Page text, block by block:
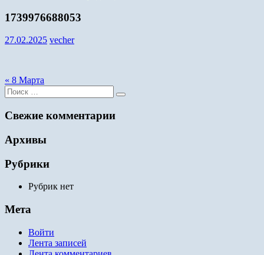
1739976688053
27.02.2025 vecher
Навигация
по
записям
« 8 Марта
Поиск
для:
Свежие комментарии
Архивы
Рубрики
Рубрик нет
Мета
Войти
Лента записей